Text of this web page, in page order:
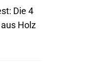
Die 4
Holz